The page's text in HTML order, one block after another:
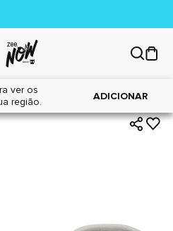
ver os
região.
ADICIONAR